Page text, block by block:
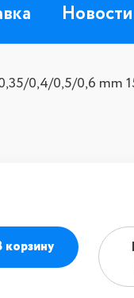
Новости
0,4/0,5/0,6 mm
корзину